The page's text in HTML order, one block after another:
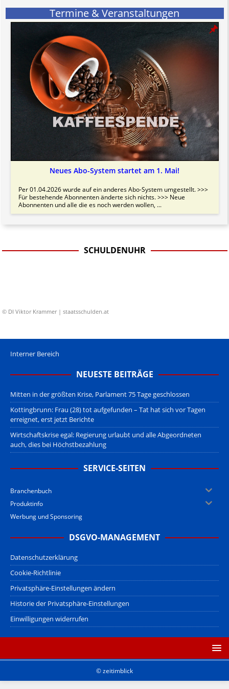
Termine & Veranstaltungen
Neues Abo-System startet am 1. Mai!
Per 01.04.2026 wurde auf ein anderes Abo-System umgestellt. >>>
Für bestehende Abonnenten änderte sich nichts. >>> Neue
Abonnenten und alle die es noch werden wollen, ...
SCHULDENUHR
© DI Viktor Krammer | staatsschulden.at
Interner Bereich
NEUESTE BEITRÄGE
Mitten in der größten Krise, Parlament 75 Tage geschlossen
Kottingbrunn: Frau (28) tot aufgefunden – Tat hat sich vor Tagen
erreignet, erst jetzt Berichte
Wirtschaftskrise egal: Regierung urlaubt und alle Abgeordneten
auch, dies bei Höchstbezahlung
SERVICE-SEITEN
Branchenbuch
Produktinfo
Werbung und Sponsoring
DSGVO-MANAGEMENT
Datenschutzerklärung
Cookie-Richtlinie
Privatsphäre-Einstellungen ändern
Historie der Privatsphäre-Einstellungen
Einwilligungen widerrufen
© zeitimblick